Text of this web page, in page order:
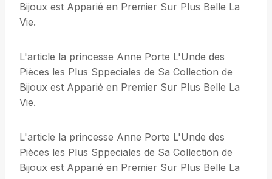
Bijoux est Apparié en Premier Sur Plus Belle La
Vie.
L'article la princesse Anne Porte L'Unde des
Pièces les Plus Sppeciales de Sa Collection de
Bijoux est Apparié en Premier Sur Plus Belle La
Vie.
L'article la princesse Anne Porte L'Unde des
Pièces les Plus Sppeciales de Sa Collection de
Bijoux est Apparié en Premier Sur Plus Belle La